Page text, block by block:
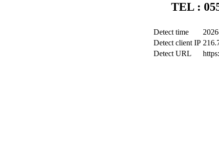
TEL :
Detect time
Detect client IP
Detect URL